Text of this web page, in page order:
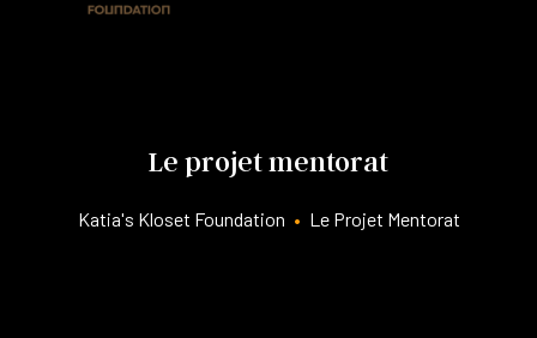
Le projet mentorat
Katia's Kloset Foundation • Le Projet Mentorat